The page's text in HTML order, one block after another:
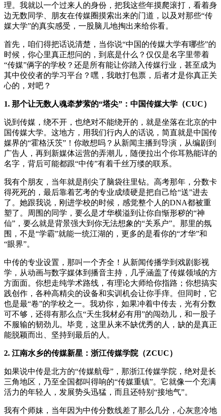
理。我就以一个过来人的身份，把我这些年摸爬滚打，看着身
边无数同学、朋友在传媒圈摸索出来的门道，以及对那些“传
媒大学”的真实感受，一股脑儿地掏出来给你看。
首先，咱们得把话说清楚，当你说“中国的传媒大学有哪些”的
时候，你心里真正想问的，到底是什么？仅仅是名字里带着
“传媒”俩字的学校？还是所有能让你踏入传媒行业，甚至成为
其中佼佼者的学习平台？嘿，我敢打包票，后者才是你真正关
心的，对吧？
1. 那个让无数人魂牵梦萦的“塔尖”：中国传媒大学（CUC）
说到传媒，绕不开，也绝对不能绕开的，就是坐落在北京的中
国传媒大学。这地方，用我们行内人的话说，简直就是中国传
媒界的“霍格沃茨”！你敢想吗？从新闻主播到导演，从编剧到
广告人，再到新媒体运营的弄潮儿，随便拉出个你耳熟能详的
名字，背后可能都跟“中传”有着千丝万缕的联系。
我有个朋友，当年就是削尖了脑袋往里钻。高考那年，分数卡
得死死的，最后靠着艺考的专业成绩硬是把自己给“送”进去
了。她跟我说，刚进学校的时候，感觉整个人的DNA都被重
塑了。周围的同学，要么是才华横溢到让你自惭形秽的“神
仙”，要么就是背景强大到你无法想象的“关系户”。那里的氛
围，不是“学霸”就能一统江湖的，更多的是看你的“才华”和
“眼界”。
中传的专业设置，那叫一个齐全！从新闻传播学到戏剧影视
学，从动画与数字媒体到播音主持，几乎涵盖了传媒领域的方
方面面。你想走纯学术路线，有理论大师给你指路；你想搞实
践创作，各种高精尖的设备和实训机会让你手痒。但同时，它
也是最“卷”的学校之一。我劝你，如果冲着中传去，光有分数
可不够，还得有那么点“天生我材必有用”的闯劲儿，和一股子
不服输的韧劲儿。毕竟，这里从来不缺优秀的人，缺的是真正
能脱颖而出、坚持到最后的人。
2. 江南水乡的传媒新星：浙江传媒学院（ZCUC）
如果说中传是北方的“传媒航母”，那浙江传媒学院，绝对是长
三角地区，乃至全国都叫得响的“传媒重镇”。它就像一个充满
活力的年轻人，发展势头迅猛，而且还特别“接地气”。
我有个师妹，当年因为中传分数线差了那么几分，心灰意冷地